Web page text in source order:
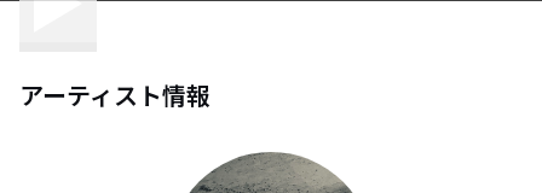
アーティスト情報